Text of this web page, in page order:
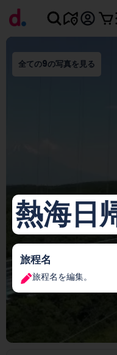
全ての9の写真を見る
熱海日
旅程名
旅程名を編集。